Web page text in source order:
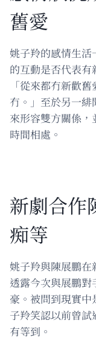
舊愛
姚子羚的感情生
的互動是否代表有
「從來都冇新歡
冇。」至於另一緋
來形容雙方關係
時間相處。
新劇合作
痴等
姚子羚與陳展鵬
透露今次與展鵬
豪。被問到現實
子羚笑認以前曾
有等到。